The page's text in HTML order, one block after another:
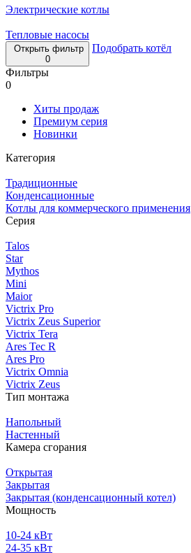
Электрические котлы
Тепловые насосы
Открыть фильтр
0
Подобрать котёл
Фильтры
0
Хиты продаж
Премиум серия
Новинки
Категория
Традиционные
Конденсационные
Котлы для коммерческого применения
Серия
Talos
Star
Mythos
Mini
Maior
Victrix Pro
Victrix Zeus Superior
Victrix Tera
Ares Tec R
Ares Pro
Victrix Omnia
Victrix Zeus
Тип монтажа
Напольный
Настенный
Камера сгорания
Открытая
Закрытая
Закрытая (конденсационный котел)
Мощность
10-24 кВт
24-35 кВт